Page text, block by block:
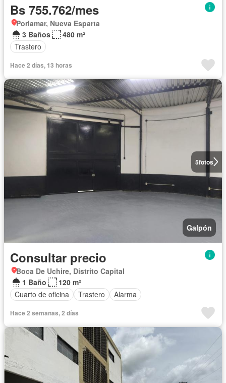
Bs 755.762/mes
Porlamar, Nueva Esparta
3 Baños
480 m²
Trastero
Hace 2 días, 13 horas
5fotos
Galpón
Consultar precio
Boca De Uchire, Distrito Capital
1 Baño
120 m²
Cuarto de oficina
Trastero Alarma
Hace 2 semanas, 2 días